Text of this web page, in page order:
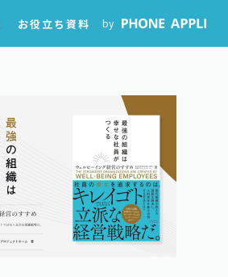
お役立ち資料 by